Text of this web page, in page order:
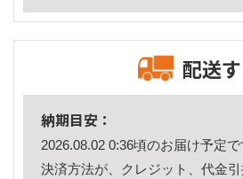
配送
納期目安：
2026.08.02 0:36頃のお届け予定で
決済方法が、クレジット、代金